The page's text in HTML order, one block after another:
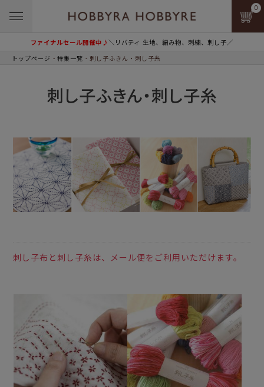
ファイナルセール開催中♪＼リバティ 生地、編み物、刺繍、刺し子／
0
トップページ 特集一覧 刺し子ふきん・刺し子糸
刺し子ふきん・刺し子糸
刺し子布と刺し子糸は、メール便をご利用いただけます。